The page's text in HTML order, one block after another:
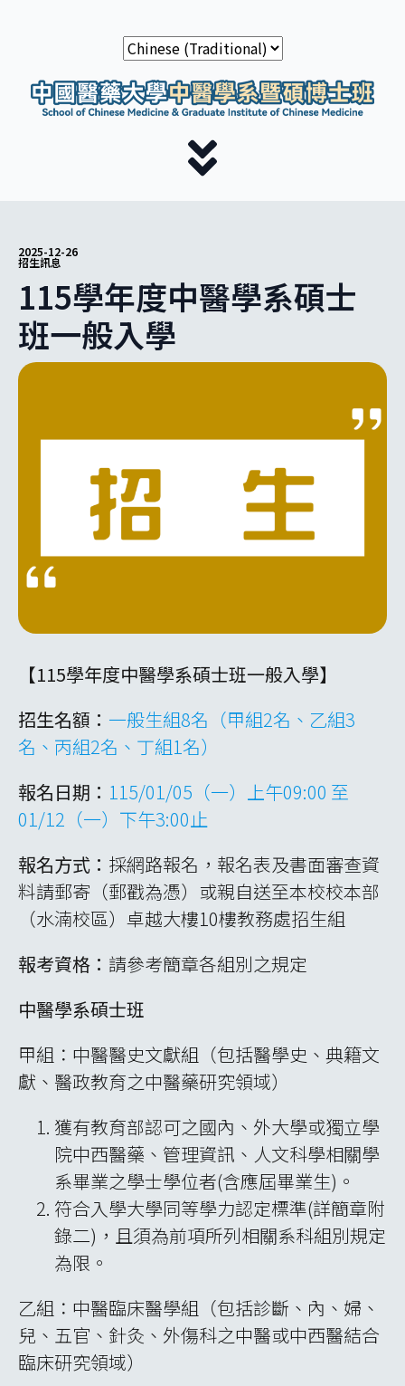
2025-12-26
招生訊息
115學年度中醫學系碩士
班一般入學
【115學年度中醫學系碩士班一般入學】
招生名額： 一般生組8名（甲組2名、乙組3
名、丙組2名、丁組1名）
報名日期： 115/01/05（一）上午09:00 至
01/12（一）下午3:00止
報名方式： 採網路報名，報名表及書面審查資
料請郵寄（郵戳為憑）或親自送至本校校本部
（水湳校區）卓越大樓10樓教務處招生組
報考資格： 請參考簡章各組別之規定
中醫學系碩士班
甲組：中醫醫史文獻組（包括醫學史、典籍文
獻、醫政教育之中醫藥研究領域）
獲有教育部認可之國內、外大學或獨立學
院中西醫藥、管理資訊、人文科學相關學
系畢業之學士學位者(含應屆畢業生)。
符合入學大學同等學力認定標準(詳簡章附
錄二)，且須為前項所列相關系科組別規定
為限。
乙組：中醫臨床醫學組（包括診斷、內、婦、
兒、五官、針灸、外傷科之中醫或中西醫結合
臨床研究領域）